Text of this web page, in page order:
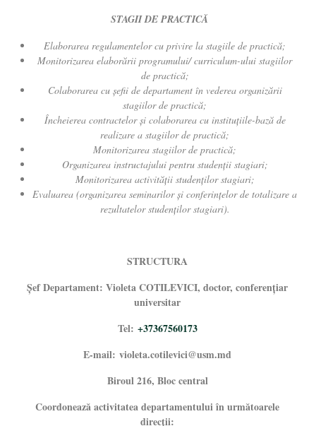
STAGII DE PRACTICĂ
Elaborarea regulamentelor cu privire la stagiile de practică;
Monitorizarea elaborării programului/ curriculum-ului stagiilor
de practică;
Colaborarea cu șefiidedepartament în vederea organizării
stagiilor de practică;
Încheierea contractelor și colaborarea cu instituţiile-bază de
realizare a stagiilor de practică;
Monitorizarea stagiilor de practică;
Organizarea instructajului pentru studenţii stagiari;
Monitorizarea activităţii studenţilor stagiari;
Evaluarea (organizarea seminarilor și conferinţelor de totalizare a
rezultatelor studenţilor stagiari).
STRUCTURA
Şef Departament: Violeta COTILEVICI, doctor, conferențiar
universitar
Tel: +37367560173
E-mail:violeta.cotilevici@usm.md
Biroul 216, Bloc central
Coordonează activitatea departamentului în următoarele
direcţii: